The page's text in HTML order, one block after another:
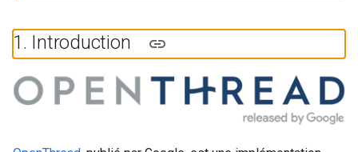
1. Introduction